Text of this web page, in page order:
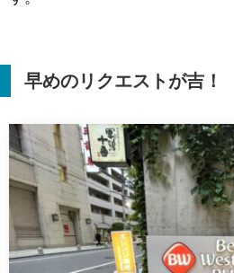
早めのリクエストが吉！